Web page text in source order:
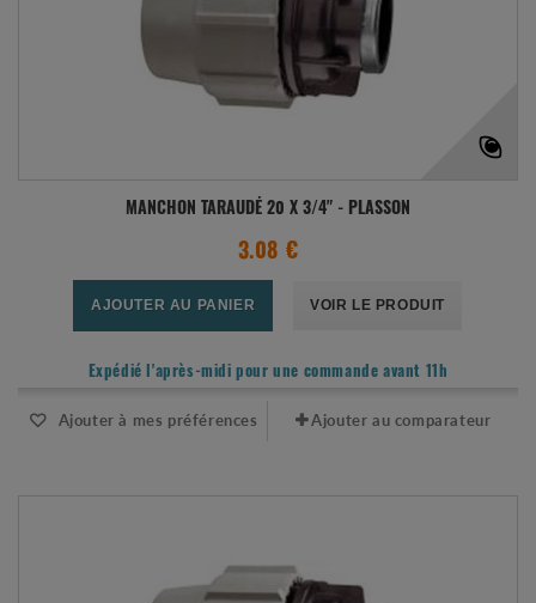
MANCHON TARAUDÉ 20 X 3/4" - PLASSON
3.08 €
AJOUTER AU PANIER VOIR LE PRODUIT
Expédié l'après-midi pour une commande avant 11h
Ajouter à mes préférences Ajouter au comparateur